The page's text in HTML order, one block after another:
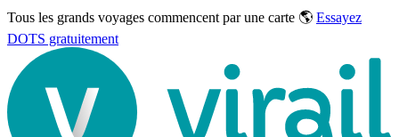
Tous les grands voyages commencent par une carte 🌎 Essayez
DOTS gratuitement